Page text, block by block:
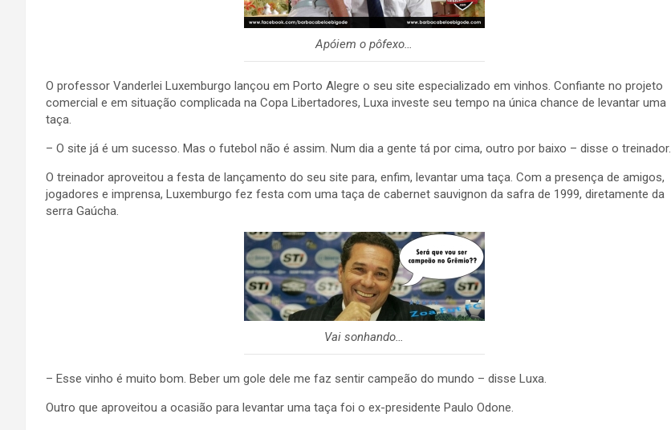
Apóiem o pôfexo…
O professor Vanderlei Luxemburgo lançou em Porto Alegre o seu site especializado em vinhos. Confiante no projeto
comercial e em situação complicada na Copa Libertadores, Luxa investe seu tempo na única chance de levantar uma
taça.
– O site já é um sucesso. Mas o futebol não é assim. Num dia a gente tá por cima, outro por baixo – disse o treinador.
O treinador aproveitou a festa de lançamento do seu site para, enfim, levantar uma taça. Com a presença de amigos,
jogadores e imprensa, Luxemburgo fez festa com uma taça de cabernet sauvignon da safra de 1999, diretamente da
serra Gaúcha.
Vai sonhando…
– Esse vinho é muito bom. Beber um gole dele me faz sentir campeão do mundo – disse Luxa.
Outro que aproveitou a ocasião para levantar uma taça foi o ex-presidente Paulo Odone.